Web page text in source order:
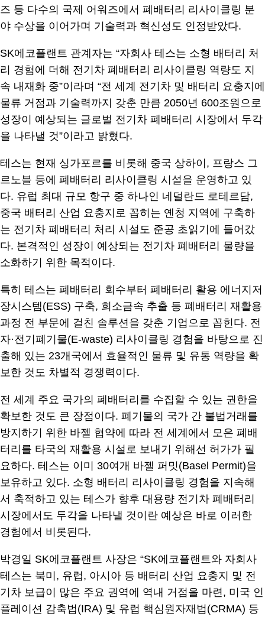
즈 등 다수의 국제 어워즈에서 폐배터리 리사이클링 분
야 수상을 이어가며 기술력과 혁신성도 인정받았다.
SK에코플랜트 관계자는 “자회사 테스는 소형 배터리 처
리 경험에 더해 전기차 폐배터리 리사이클링 역량도 지
속 내재화 중”이라며 “전 세계 전기차 및 배터리 요충지에
물류 거점과 기술력까지 갖춘 만큼 2050년 600조원으로
성장이 예상되는 글로벌 전기차 폐배터리 시장에서 두각
을 나타낼 것”이라고 밝혔다.
테스는 현재 싱가포르를 비롯해 중국 상하이, 프랑스 그
르노블 등에 폐배터리 리사이클링 시설을 운영하고 있
다. 유럽 최대 규모 항구 중 하나인 네덜란드 로테르담,
중국 배터리 산업 요충지로 꼽히는 옌청 지역에 구축하
는 전기차 폐배터리 처리 시설도 준공 초읽기에 들어갔
다. 본격적인 성장이 예상되는 전기차 폐배터리 물량을
소화하기 위한 목적이다.
특히 테스는 폐배터리 회수부터 폐배터리 활용 에너지저
장시스템(ESS) 구축, 희소금속 추출 등 폐배터리 재활용
과정 전 부문에 걸친 솔루션을 갖춘 기업으로 꼽힌다. 전
자·전기폐기물(E-waste) 리사이클링 경험을 바탕으로 진
출해 있는 23개국에서 효율적인 물류 및 유통 역량을 확
보한 것도 차별적 경쟁력이다.
전 세계 주요 국가의 폐배터리를 수집할 수 있는 권한을
확보한 것도 큰 장점이다. 폐기물의 국가 간 불법거래를
방지하기 위한 바젤 협약에 따라 전 세계에서 모은 폐배
터리를 타국의 재활용 시설로 보내기 위해선 허가가 필
요하다. 테스는 이미 30여개 바젤 퍼밋(Basel Permit)을
보유하고 있다. 소형 배터리 리사이클링 경험을 지속해
서 축적하고 있는 테스가 향후 대용량 전기차 폐배터리
시장에서도 두각을 나타낼 것이란 예상은 바로 이러한
경험에서 비롯된다.
박경일 SK에코플랜트 사장은 “SK에코플랜트와 자회사
테스는 북미, 유럽, 아시아 등 배터리 산업 요충지 및 전
기차 보급이 많은 주요 권역에 역내 거점을 마련, 미국 인
플레이션 감축법(IRA) 및 유럽 핵심원자재법(CRMA) 등